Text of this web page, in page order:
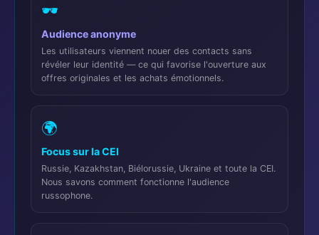
🕶️
Audience anonyme
Les utilisateurs viennent nouer des contacts sans
révéler leur identité — ce qui favorise l'ouverture aux
offres originales et les achats émotionnels.
🌍
Focus sur la CEI
Russie, Kazakhstan, Biélorussie, Ukraine et toute la CEI.
Nous savons comment fonctionne l'audience
russophone.